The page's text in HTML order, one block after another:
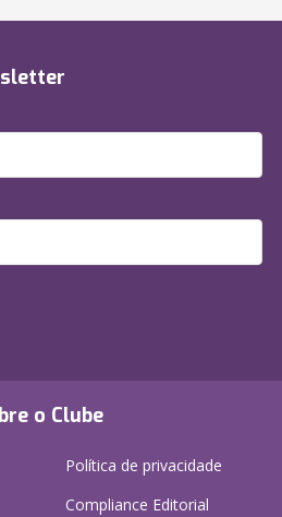
o Clube
Política de privacidade
Compliance Editorial